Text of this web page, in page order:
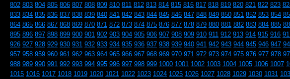
802 803 804 805 806 807 808 809 810 811 812 813 814 815 816 817 818 819 820 821 822 823
833 834 835 836 837 838 839 840 841 842 843 844 845 846 847 848 849 850 851 852 853 854
864 865 866 867 868 869 870 871 872 873 874 875 876 877 878 879 880 881 882 883 884 885
895 896 897 898 899 900 901 902 903 904 905 906 907 908 909 910 911 912 913 914 915 916
926 927 928 929 930 931 932 933 934 935 936 937 938 939 940 941 942 943 944 945 946 947
957 958 959 960 961 962 963 964 965 966 967 968 969 970 971 972 973 974 975 976 977 978
988 989 990 991 992 993 994 995 996 997 998 999 1000 1001 1002 1003 1004 1005 1006 1007
1015 1016 1017 1018 1019 1020 1021 1022 1023 1024 1025 1026 1027 1028 1029 1030 1031